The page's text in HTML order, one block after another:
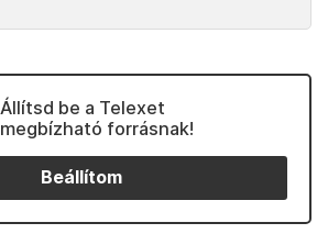
Állítsd be a Telexet
megbízható forrásnak!
Beállítom